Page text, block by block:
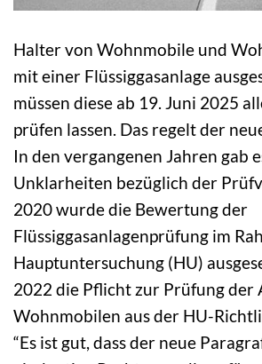
Halter von Wohnmobile und
mit einer Flüssiggasanlage
müssen diese ab 19. Juni 2025
prüfen lassen. Das regelt der
In den vergangenen Jahren gab
Unklarheiten bezüglich der
2020 wurde die Bewertung der
Flüssiggasanlagenprüfung im
Hauptuntersuchung (HU)
2022 die Pflicht zur Prüfung der
Wohnmobilen aus der HU-
“Es ist gut, dass der neue